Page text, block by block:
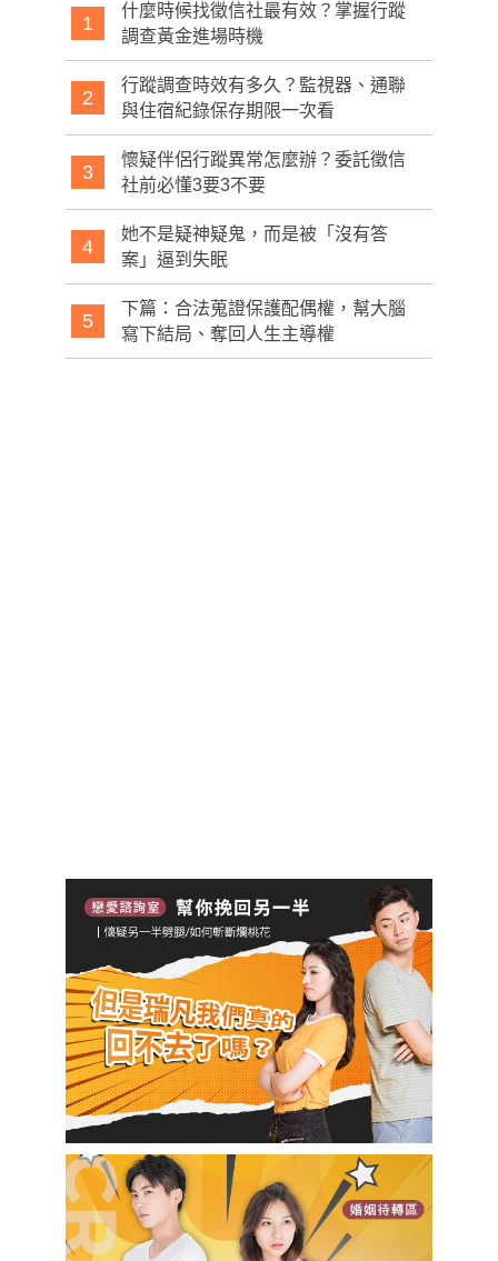
1
什麼時候找徵信社最有效？掌握行蹤
調查黃金進場時機
2
行蹤調查時效有多久？監視器、通聯
與住宿紀錄保存期限一次看
3
懷疑伴侶行蹤異常怎麼辦？委託徵信
社前必懂3要3不要
4
她不是疑神疑鬼，而是被「沒有答
案」逼到失眠
5
下篇：合法蒐證保護配偶權，幫大腦
寫下結局、奪回人生主導權